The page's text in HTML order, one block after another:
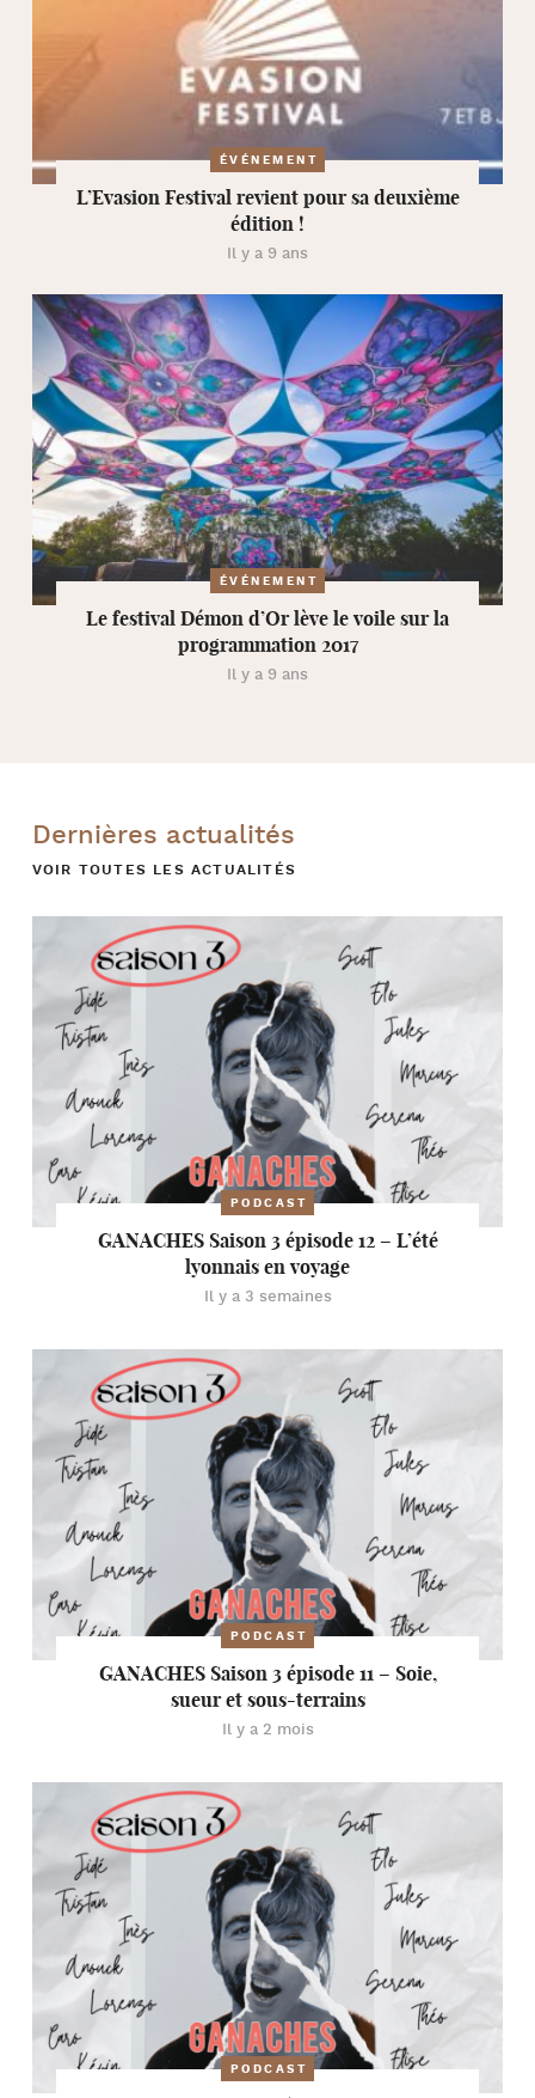
ÉVÉNEMENT
L’Evasion Festival revient pour sa deuxième
édition !
Il y a 9 ans
ÉVÉNEMENT
Le festival Démon d’Or lève le voile sur la
programmation 2017
Il y a 9 ans
Dernières actualités
VOIR TOUTES LES ACTUALITÉS
PODCAST
GANACHES Saison 3 épisode 12 – L’été
lyonnais en voyage
Il y a 3 semaines
PODCAST
GANACHES Saison 3 épisode 11 – Soie,
sueur et sous-terrains
Il y a 2 mois
PODCAST